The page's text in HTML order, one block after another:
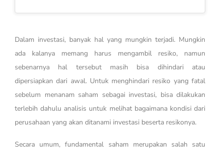
Dalam investasi, banyak hal yang mungkin terjadi. Mungkin
ada kalanya memang harus mengambil resiko, namun
sebenarnya hal tersebut masih bisa dihindari atau
dipersiapkan dari awal. Untuk menghindari resiko yang fatal
sebelum menanam saham sebagai investasi, bisa dilakukan
terlebih dahulu analisis untuk melihat bagaimana kondisi dari
perusahaan yang akan ditanami investasi beserta resikonya.
Secara umum, fundamental saham merupakan salah satu